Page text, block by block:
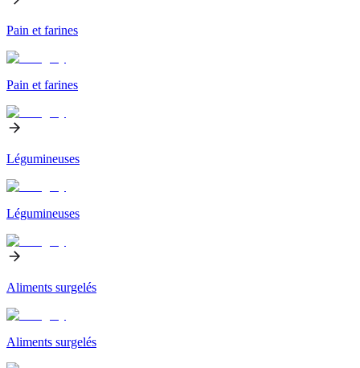
Pain et farines
Pain et farines
Légumineuses
Légumineuses
Aliments surgelés
Aliments surgelés